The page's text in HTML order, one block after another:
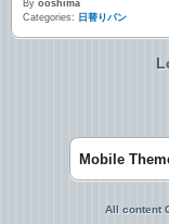
By ooshima
Categories: 日替りパン
Mobile
All content